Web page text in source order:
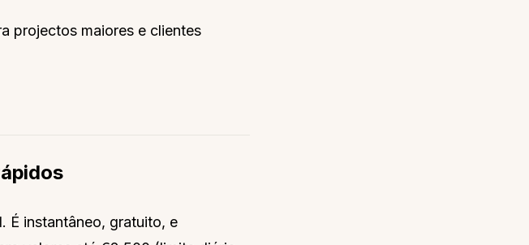
projectos maiores e clientes
É instantâneo, gratuito, e